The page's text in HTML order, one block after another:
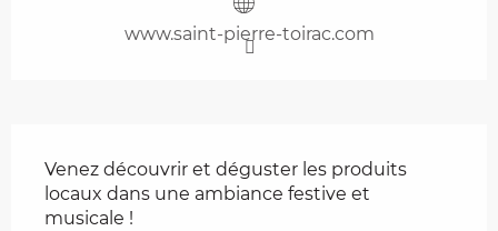
www.saint-pierre-toirac.com
Venez découvrir et déguster les produits
locaux dans une ambiance festive et
musicale !